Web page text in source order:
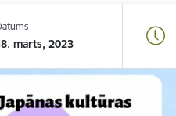
marts, 2023